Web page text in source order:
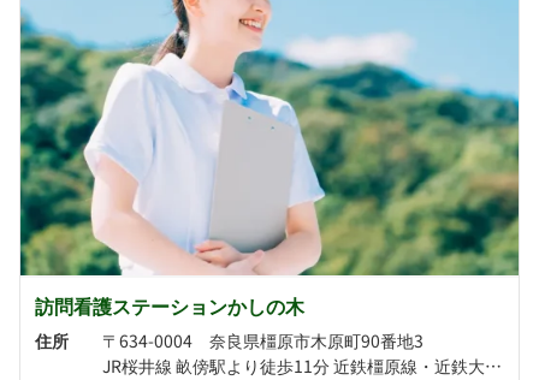
訪問看護ステーションかしの木
住所
〒634-0004 奈良県橿原市木原町90番地3
JR桜井線 畝傍駅より徒歩11分 近鉄橿原線・近鉄大阪線 大和八木駅より徒歩13分